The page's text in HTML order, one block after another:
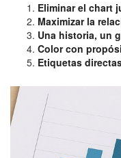
Eliminar el chart
Maximizar la
Una historia, un
Color con
Etiquetas